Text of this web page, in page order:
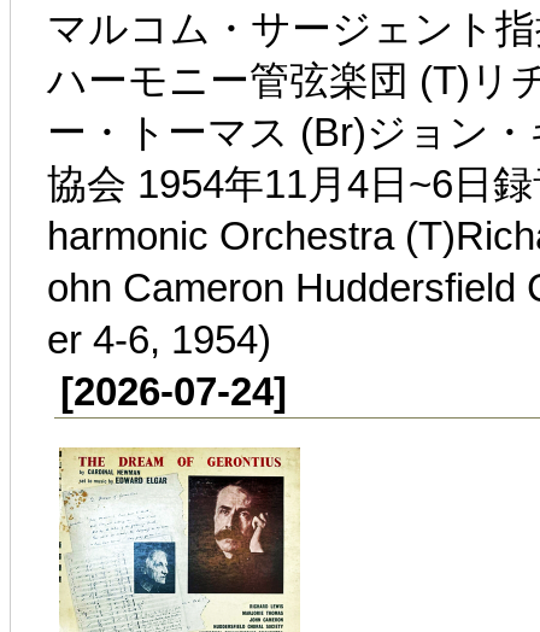
マルコム・サージェント
ハーモニー管弦楽団 (T)リ
ー・トーマス (Br)ジョン
協会 1954年11月4日~6日
harmonic Orchestra
ohn Cameron Huddersfield
er 4-6, 1954)
[2026-07-24]